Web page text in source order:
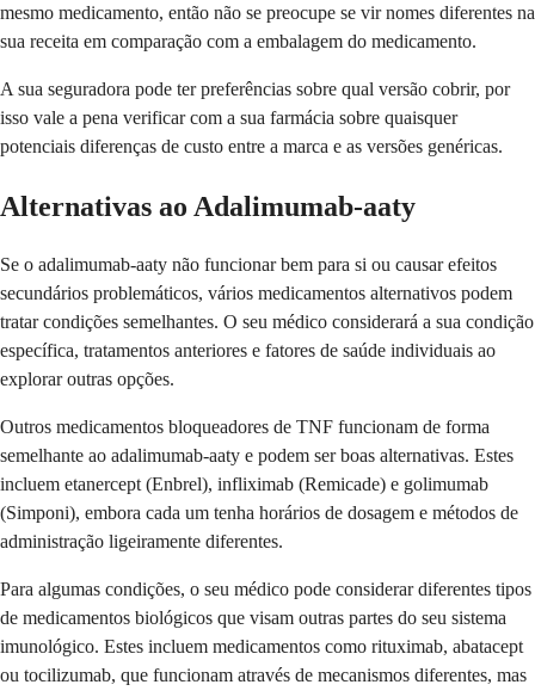
mesmo medicamento, então não se preocupe se vir nomes diferentes na
sua receita em comparação com a embalagem do medicamento.
A sua seguradora pode ter preferências sobre qual versão cobrir, por
isso vale a pena verificar com a sua farmácia sobre quaisquer
potenciais diferenças de custo entre a marca e as versões genéricas.
Alternativas ao Adalimumab-aaty
Se o adalimumab-aaty não funcionar bem para si ou causar efeitos
secundários problemáticos, vários medicamentos alternativos podem
tratar condições semelhantes. O seu médico considerará a sua condição
específica, tratamentos anteriores e fatores de saúde individuais ao
explorar outras opções.
Outros medicamentos bloqueadores de TNF funcionam de forma
semelhante ao adalimumab-aaty e podem ser boas alternativas. Estes
incluem etanercept (Enbrel), infliximab (Remicade) e golimumab
(Simponi), embora cada um tenha horários de dosagem e métodos de
administração ligeiramente diferentes.
Para algumas condições, o seu médico pode considerar diferentes tipos
de medicamentos biológicos que visam outras partes do seu sistema
imunológico. Estes incluem medicamentos como rituximab, abatacept
ou tocilizumab, que funcionam através de mecanismos diferentes, mas